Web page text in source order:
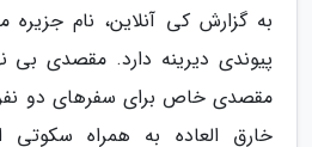
به گزارش کی آنلاین، نام جزیره
پیوندی دیرینه دارد. مقصدی بی
مقصدی خاص برای سفرهای دو
خارق العاده به همراه سکوتی